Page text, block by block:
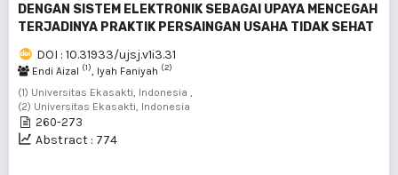
DENGAN SISTEM ELEKTRONIK SEBAGAI UPAYA MENCEGAH
TERJADINYA PRAKTIK PERSAINGAN USAHA TIDAK SEHAT
DOI : 10.31933/ujsj.v1i3.31
Endi Aizal (1) , Iyah Faniyah (2)
(1) Universitas Ekasakti, Indonesia ,
(2) Universitas Ekasakti, Indonesia
260-273
Abstract : 774